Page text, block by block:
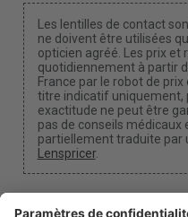
Les lentilles de contact
ne doivent être utilisées
opticien agréé. Les prix et
quotidiennement à partir
France par le robot de
titre indicatif uniquement,
exactitude ne peut être
pas de conseils médicaux
partiellement traduite par
Lenspricer.